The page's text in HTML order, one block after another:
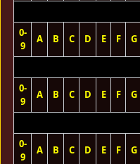
0-
9
A B C D E F G
0-
9
A B C D E F G
0-
9
A B C D E F G